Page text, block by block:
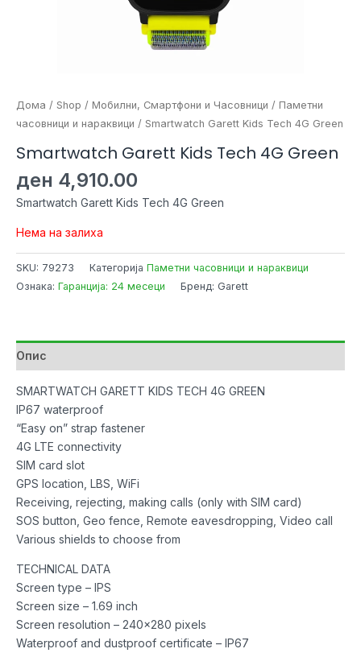
Дома / Shop / Мобилни, Смартфони и Часовници / Паметни
часовници и нараквици / Smartwatch Garett Kids Tech 4G Green
Smartwatch Garett Kids Tech 4G Green
ден 4,910.00
Smartwatch Garett Kids Tech 4G Green
Нема на залиха
SKU: 79273 Категорија Паметни часовници и нараквици
Ознака: Гаранција: 24 месеци Бренд: Garett
Опис
SMARTWATCH GARETT KIDS TECH 4G GREEN
IP67 waterproof
“Easy on” strap fastener
4G LTE connectivity
SIM card slot
GPS location, LBS, WiFi
Receiving, rejecting, making calls (only with SIM card)
SOS button, Geo fence, Remote eavesdropping, Video call
Various shields to choose from
TECHNICAL DATA
Screen type – IPS
Screen size – 1.69 inch
Screen resolution – 240×280 pixels
Waterproof and dustproof certificate – IP67